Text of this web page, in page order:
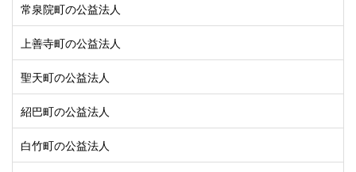
常泉院町の公益法人
上善寺町の公益法人
聖天町の公益法人
紹巴町の公益法人
白竹町の公益法人